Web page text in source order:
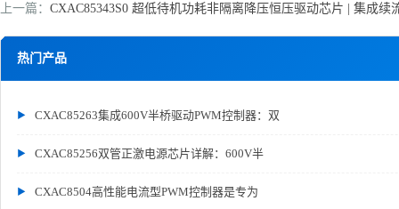
热门产品
CXAC85263集成600V半桥驱动PWM控制器：双
CXAC85256双管正激电源芯片详解：600V半
CXAC8504高性能电流型PWM控制器是专为
上一篇： CXAC85343S0 超低待机功耗非隔离降压恒压驱动芯片 | 集成